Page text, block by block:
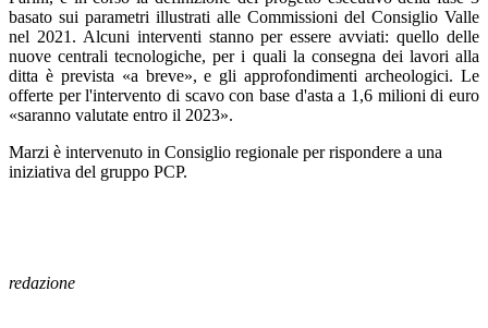
basato sui parametri illustrati alle Commissioni del Consiglio Valle
nel 2021. Alcuni interventi stanno per essere avviati: quello delle
nuove centrali tecnologiche, per i quali la consegna dei lavori alla
ditta è prevista «a breve», e gli approfondimenti archeologici. Le
offerte per l'intervento di scavo con base d'asta a 1,6 milioni di euro
«saranno valutate entro il 2023».
Marzi è intervenuto in Consiglio regionale per rispondere a una
iniziativa del gruppo PCP.
redazione